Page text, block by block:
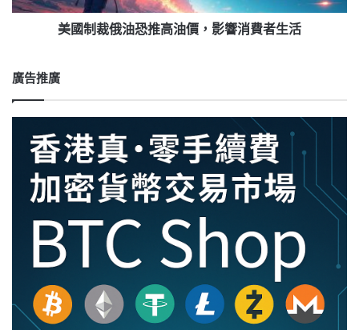
罪
高
響
美國制裁俄油恐推高油價，影響消費者生活
廣告推廣